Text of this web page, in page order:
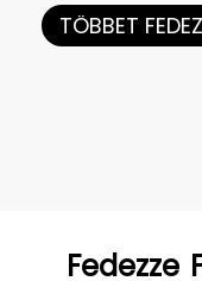
TÖBBET
Fedezze